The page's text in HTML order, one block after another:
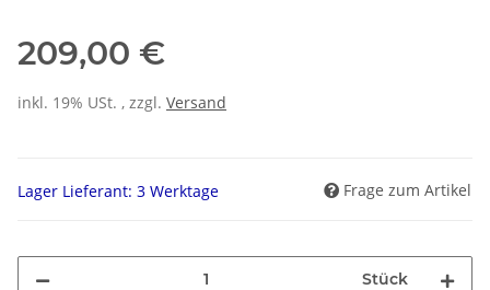
209,00 €
inkl. 19% USt. , zzgl. Versand
Lager Lieferant: 3 Werktage Frage zum Artikel
Stück